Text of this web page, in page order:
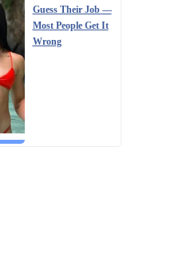
Guess Their Job —
Most People Get It
Wrong